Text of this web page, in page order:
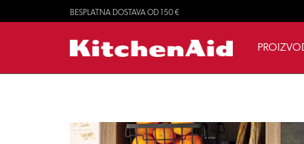
BESPLATNA DOSTAVA OD 150 €